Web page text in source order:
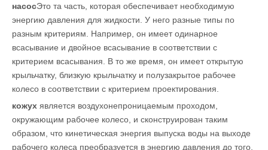
насосЭто та часть, которая обеспечивает необходимую
энергию давления для жидкости. У него разные типы по
разным критериям. Например, он имеет одинарное
всасывание и двойное всасывание в соответствии с
критерием всасывания. В то же время, он имеет открытую
крыльчатку, близкую крыльчатку и полузакрытое рабочее
колесо в соответствии с критерием проектирования.
кожух является воздухонепроницаемым проходом,
окружающим рабочее колесо, и сконструирован таким
образом, что кинетическая энергия выпуска воды на выходе
рабочего колеса преобразуется в энергию давления до того,